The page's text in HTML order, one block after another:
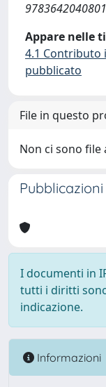
9783642040801
Appare nelle
4.1 Contributo
pubblicato
File in questo
Non ci sono
I documenti in
tutti i diritti
indicazione.
Informazioni